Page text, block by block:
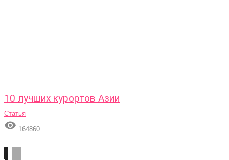
10 лучших курортов Азии
Статья
 164860